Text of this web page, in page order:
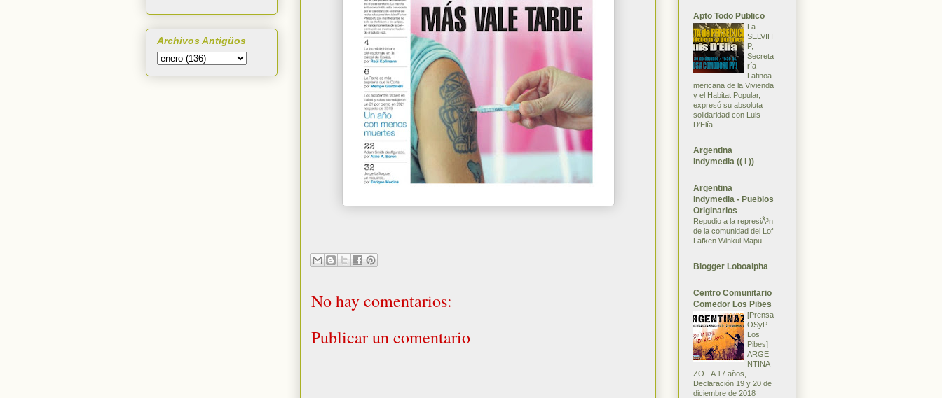
No hay comentarios:
Publicar un comentario
Archivos Antigüos
Apto Todo Publico
La
SELVIH
P,
Secreta
ría
Latinoa
mericana de la Vivienda
y el Habitat Popular,
expresó su absoluta
solidaridad con Luis
D'Elía
Argentina
Indymedia (( i ))
Argentina
Indymedia - Pueblos
Originarios
Repudio a la represiÃ³n
de la comunidad del Lof
Lafken Winkul Mapu
Blogger Loboalpha
Centro Comunitario
Comedor Los Pibes
[Prensa
OSyP
Los
Pibes]
ARGE
NTINA
ZO - A 17 años,
Declaración 19 y 20 de
diciembre de 2018